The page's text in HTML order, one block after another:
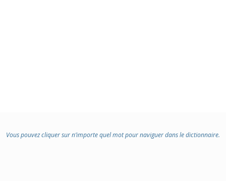
Vous pouvez cliquer sur n’importe quel mot pour naviguer dans le dictionnaire.